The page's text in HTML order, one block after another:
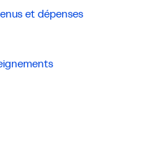
et dépenses